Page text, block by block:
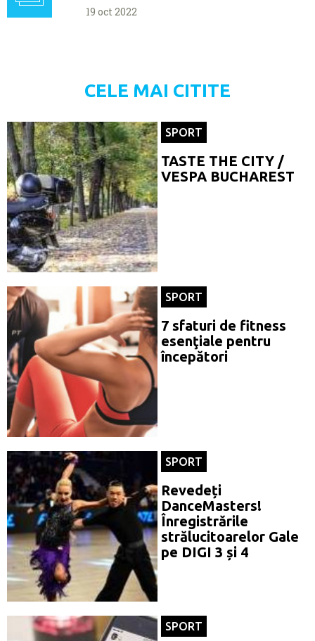
19 oct 2022
CELE MAI CITITE
SPORT
TASTE THE CITY /
VESPA BUCHAREST
SPORT
7 sfaturi de fitness
esenţiale pentru
începători
SPORT
Revedeți
DanceMasters!
Înregistrările
strălucitoarelor Gale
pe DIGI 3 și 4
SPORT